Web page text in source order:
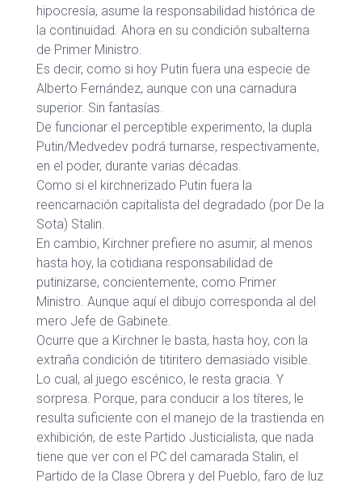
hipocresía, asume la responsabilidad histórica de
la continuidad. Ahora en su condición subalterna
de Primer Ministro.
Es decir, como si hoy Putin fuera una especie de
Alberto Fernández, aunque con una carnadura
superior. Sin fantasías.
De funcionar el perceptible experimento, la dupla
Putin/Medvedev podrá turnarse, respectivamente,
en el poder, durante varias décadas.
Como si el kirchnerizado Putin fuera la
reencarnación capitalista del degradado (por De la
Sota) Stalin.
En cambio, Kirchner prefiere no asumir, al menos
hasta hoy, la cotidiana responsabilidad de
putinizarse, concientemente, como Primer
Ministro. Aunque aquí el dibujo corresponda al del
mero Jefe de Gabinete.
Ocurre que a Kirchner le basta, hasta hoy, con la
extraña condición de titiritero demasiado visible.
Lo cual, al juego escénico, le resta gracia. Y
sorpresa. Porque, para conducir a los títeres, le
resulta suficiente con el manejo de la trastienda en
exhibición, de este Partido Justicialista, que nada
tiene que ver con el PC del camarada Stalin, el
Partido de la Clase Obrera y del Pueblo, faro de luz